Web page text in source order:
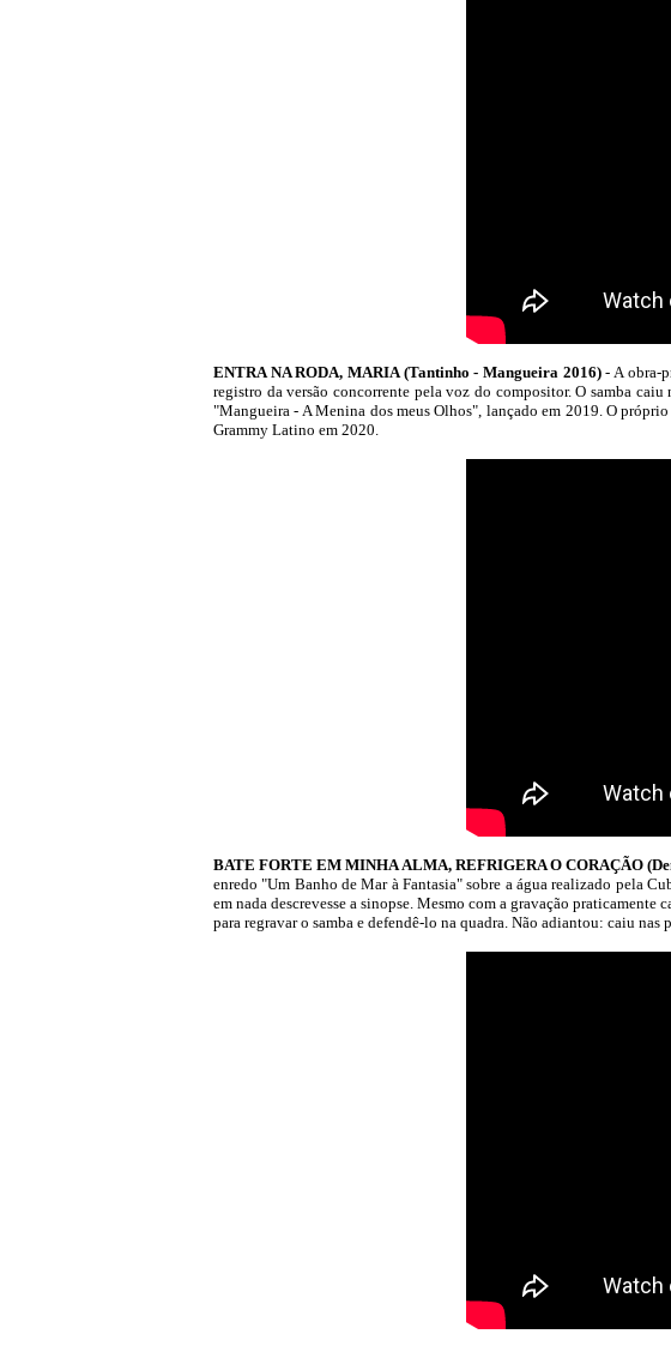
ENTRA NA RODA, MARIA (Tantinho - Mangueira 2016)- A obra-
registro da versão concorrente pela voz do compositor. O samba
"Mangueira - A Menina dos meus Olhos", lançado em 2019. O
Grammy Latino em 2020.
BATE FORTE EM MINHA ALMA, REFRIGERA O CORAÇÃO
enredo "Um Banho de Mar à Fantasia" sobre a água realizado pela
em nada descrevesse a sinopse. Mesmo com a gravação
para regravar o samba e defendê-lo na quadra. Não adiantou: caiu nas